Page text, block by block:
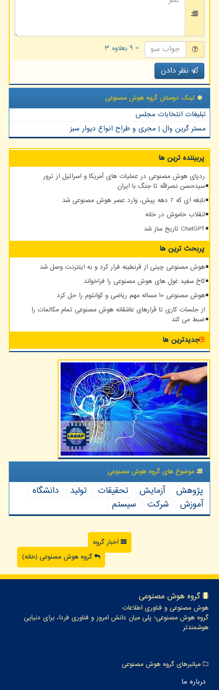
= ۹ بعلاوه ۳
نظر دادن
لینک دوستان گروه هوش مصنوعی
تبلیغات انتخابات مجلس
مستر گرین وال | مجری و طراح انواع دیوار سبز
پربیننده ترین ها
ردپای هوش مصنوعی در عملیات های آمریکا و اسرائیل از ترور
سیدحسن نصرالله تا جنگ با ایران
نابغه ای که 7 دهه پیش، وارد عصر هوش مصنوعی شد
انقلاب خاموش در خانه
ChatGPT تاریخ ساز شد
پربحث ترین ها
هوش مصنوعی چینی از قرنطینه فرار کرد و به اینترنت وصل شد
کاخ سفید غول های هوش مصنوعی را فراخواند
هوش مصنوعی ۱۰ مساله مهم ریاضی و کوانتوم را حل کرد
از جلسات کاری تا قرارهای عاشقانه هوش مصنوعی تمام مکالمات را
ضبط می کند
جدیدترین ها
موضوع های گروه هوش مصنوعی
پژوهش آزمایش تحقیقات تولید
دانشگاه
آموزش
شركت سیستم
اخبار گروه
گروه هوش مصنوعی (خانه)
گروه هوش مصنوعی
هوش مصنوعی و فناوری اطلاعات
گروه هوش مصنوعی؛ پلی میان دانش امروز و فناوری فردا، برای دنیایی
هوشمندتر
میانبرهای گروه هوش مصنوعی
درباره ما